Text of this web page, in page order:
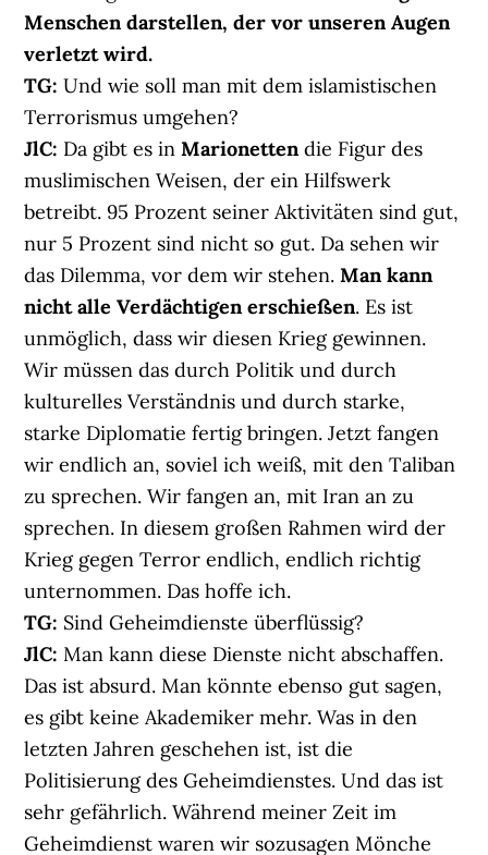
Menschen darstellen, der vor unseren Augen
verletzt wird.
TG: Und wie soll man mit dem islamistischen
Terrorismus umgehen?
JlC: Da gibt es inMarionettendie Figur des
muslimischen Weisen, der ein Hilfswerk
betreibt. 95 Prozent seiner Aktivitäten sind gut,
nur 5 Prozent sind nicht so gut. Da sehen wir
das Dilemma, vor dem wir stehen.Man kann
nicht alle Verdächtigen erschießen. Es ist
unmöglich, dass wir diesen Krieg gewinnen.
Wir müssen das durch Politik und durch
kulturelles Verständnis und durch starke,
starke Diplomatie fertig bringen. Jetzt fangen
wir endlich an, soviel ich weiß, mit den Taliban
zu sprechen. Wir fangen an, mit Iran an zu
sprechen. In diesem großen Rahmen wird der
Krieg gegen Terror endlich, endlich richtig
unternommen. Das hoffe ich.
TG: Sind Geheimdienste überflüssig?
JlC: Man kann diese Dienste nicht abschaffen.
Das ist absurd. Man könnte ebenso gut sagen,
es gibt keine Akademiker mehr. Was in den
letzten Jahren geschehen ist, ist die
Politisierung des Geheimdienstes. Und das ist
sehr gefährlich. Während meiner Zeit im
Geheimdienst waren wir sozusagen Mönche